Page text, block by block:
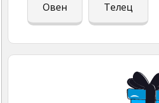
Овен Телец